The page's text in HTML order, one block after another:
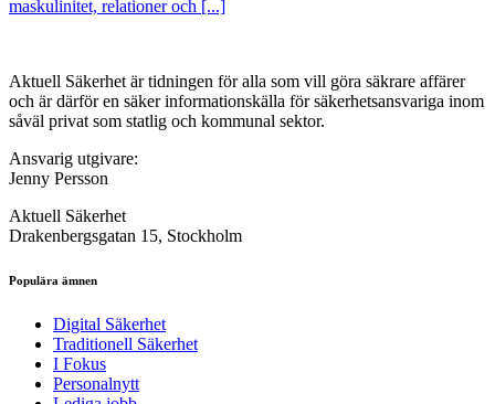
maskulinitet, relationer och [...]
Aktuell Säkerhet är tidningen för alla som vill göra säkrare affärer
och är därför en säker informationskälla för säkerhets­ansvariga inom
såväl privat som statlig och kommunal sektor.
Ansvarig utgivare:
Jenny Persson
Aktuell Säkerhet
Drakenbergsgatan 15, Stockholm
Populära ämnen
Digital Säkerhet
Traditionell Säkerhet
I Fokus
Personalnytt